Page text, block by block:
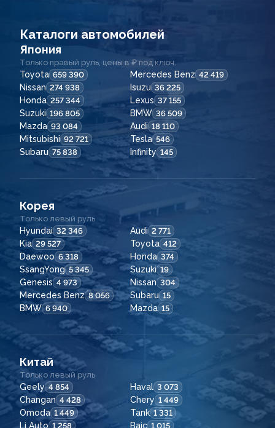
Каталоги автомобилей
Япония
Только правый руль, цены в ₽ под ключ.
Toyota 659 390 Mercedes Benz 42 419
Nissan 274 938 Isuzu 36 225
Honda 257 344 Lexus 37 155
Suzuki 196 805 BMW 36 509
Mazda 93 084 Audi 18 110
Mitsubishi 92 721 Tesla 546
Subaru 75 838 Infinity 145
Корея
Только левый руль
Hyundai 32 346 Audi 2 771
Kia 29 527 Toyota 412
Daewoo 6 318 Honda 374
SsangYong 5 345 Suzuki 19
Genesis 4 973 Nissan 304
Mercedes Benz 8 056 Subaru 15
BMW 6 940 Mazda 15
Китай
Только левый руль
Geely 4 854 Haval 3 073
Changan 4 428 Chery 1 449
Omoda 1 449 Tank 1 331
Li Auto 1 258 Baic 1 015